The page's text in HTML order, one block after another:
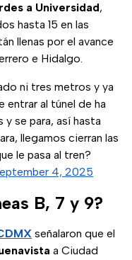
a Universidad,
hasta 15 en las
llenas por el avance
e Hidalgo.
ni tres metros y ya
entrar al túnel de ha
y se para, así hasta
llegamos cierran las
le pasa al tren?
4, 2025
B, 7 y 9?
señalaron que el
a Ciudad